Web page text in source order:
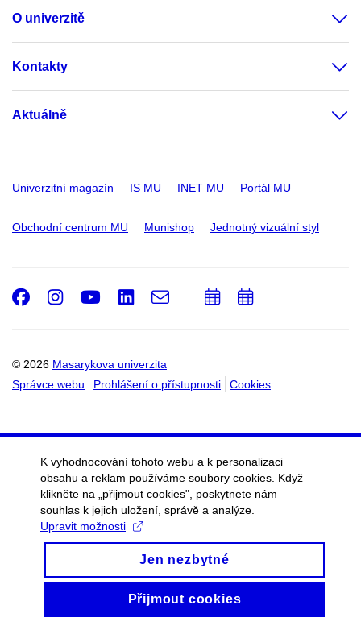
O univerzitě
Kontakty
Aktuálně
Univerzitní magazín IS MU INET MU Portál MU
Obchodní centrum MU Munishop Jednotný vizuální styl
© 2026 Masarykova univerzita
Správce webu
Prohlášení o přístupnosti Cookies
Facebook
Instagram
Youtube
LinkedIn
e-
PřidatPřidat
K vyhodnocování tohoto webu a k personalizaci
obsahu a reklam používáme soubory cookies. Když
klikněte na „přijmout cookies", poskytnete nám
souhlas k jejich uložení, správě a analýze.
Upravit možnosti
Jen nezbytné
Přijmout cookies